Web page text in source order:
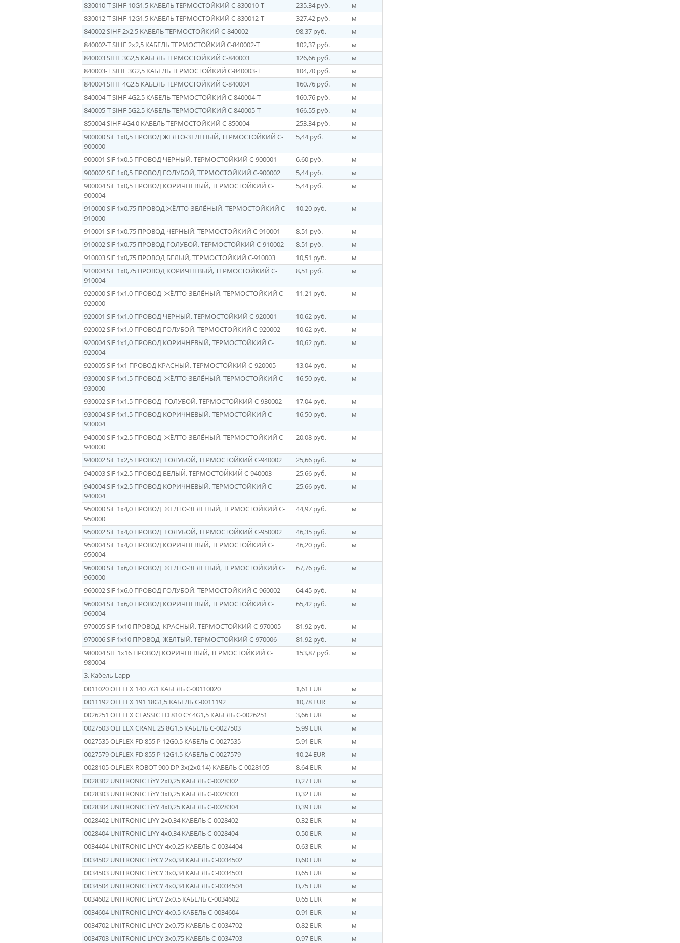
830010-Т SIHF 10G1,5 КАБЕЛЬ ТЕРМОСТОЙКИЙ С-830010-Т
235,34 руб.
м
830012-Т SIHF 12G1,5 КАБЕЛЬ ТЕРМОСТОЙКИЙ C-830012-Т
327,42 руб.
м
840002 SIHF 2x2,5 КАБЕЛЬ ТЕРМОСТОЙКИЙ C-840002
98,37 руб.
м
840002-Т SIHF 2x2,5 КАБЕЛЬ ТЕРМОСТОЙКИЙ C-840002-Т
102,37 руб.
м
840003 SIHF 3G2,5 КАБЕЛЬ ТЕРМОСТОЙКИЙ C-840003
126,66 руб.
м
840003-T SIHF 3G2,5 КАБЕЛЬ ТЕРМОСТОЙКИЙ C-840003-T
104,70 руб.
м
840004 SIHF 4G2,5 КАБЕЛЬ ТЕРМОСТОЙКИЙ C-840004
160,76 руб.
м
840004-Т SIHF 4G2,5 КАБЕЛЬ ТЕРМОСТОЙКИЙ C-840004-Т
160,76 руб.
м
840005-Т SIHF 5G2,5 КАБЕЛЬ ТЕРМОСТОЙКИЙ С-840005-Т
166,55 руб.
м
850004 SIHF 4G4,0 КАБЕЛЬ ТЕРМОСТОЙКИЙ C-850004
253,34 руб.
м
900000 SiF 1x0,5 ПРОВОД ЖЕЛТО-ЗЕЛЕНЫЙ, ТЕРМОСТОЙКИЙ C-
900000
5,44 руб. м
900001 SiF 1x0,5 ПРОВОД ЧЕРНЫЙ, ТЕРМОСТОЙКИЙ C-900001 6,60 руб.
м
900002 SiF 1x0,5 ПРОВОД ГОЛУБОЙ, ТЕРМОСТОЙКИЙ C-900002
5,44 руб.
м
900004 SiF 1x0,5 ПРОВОД КОРИЧНЕВЫЙ, ТЕРМОСТОЙКИЙ C-
900004
5,44 руб. м
910000 SiF 1x0,75 ПРОВОД ЖЁЛТО-ЗЕЛЁНЫЙ, ТЕРМОСТОЙКИЙ C-
910000
10,20 руб. м
910001 SiF 1x0,75 ПРОВОД ЧЕРНЫЙ, ТЕРМОСТОЙКИЙ C-910001 8,51 руб.
м
910002 SiF 1x0,75 ПРОВОД ГОЛУБОЙ, ТЕРМОСТОЙКИЙ C-910002
8,51 руб.
м
910003 SiF 1x0,75 ПРОВОД БЕЛЫЙ, ТЕРМОСТОЙКИЙ C-910003
10,51 руб.
м
910004 SiF 1x0,75 ПРОВОД КОРИЧНЕВЫЙ, ТЕРМОСТОЙКИЙ C-
910004
8,51 руб. м
920000 SiF 1x1,0 ПРОВОД ЖЁЛТО-ЗЕЛЁНЫЙ, ТЕРМОСТОЙКИЙ C-
920000
11,21 руб. м
920001 SiF 1x1,0 ПРОВОД ЧЕРНЫЙ, ТЕРМОСТОЙКИЙ C-920001 10,62 руб.
м
920002 SiF 1x1,0 ПРОВОД ГОЛУБОЙ, ТЕРМОСТОЙКИЙ C-920002
10,62 руб.
м
920004 SiF 1x1,0 ПРОВОД КОРИЧНЕВЫЙ, ТЕРМОСТОЙКИЙ C-
920004
10,62 руб. м
920005 SiF 1x1 ПРОВОД КРАСНЫЙ, ТЕРМОСТОЙКИЙ C-920005 13,04 руб.
м
930000 SiF 1x1,5 ПРОВОД ЖЁЛТО-ЗЕЛЁНЫЙ, ТЕРМОСТОЙКИЙ C-
930000
16,50 руб. м
930002 SiF 1x1,5 ПРОВОД ГОЛУБОЙ, ТЕРМОСТОЙКИЙ C-930002 17,04 руб.
м
930004 SiF 1x1,5 ПРОВОД КОРИЧНЕВЫЙ, ТЕРМОСТОЙКИЙ C-
930004
16,50 руб. м
940000 SiF 1x2,5 ПРОВОД ЖЁЛТО-ЗЕЛЁНЫЙ, ТЕРМОCТОЙКИЙ C-
940000
20,08 руб. м
940002 SiF 1x2,5 ПРОВОД ГОЛУБОЙ, ТЕРМОСТОЙКИЙ C-940002 25,66 руб.
м
940003 SiF 1x2,5 ПРОВОД БЕЛЫЙ, ТЕРМОСТОЙКИЙ C-940003
25,66 руб.
м
940004 SiF 1x2,5 ПРОВОД КОРИЧНЕВЫЙ, ТЕРМОСТОЙКИЙ C-
940004
25,66 руб. м
950000 SiF 1x4,0 ПРОВОД ЖЁЛТО-ЗЕЛЁНЫЙ, ТЕРМОСТОЙКИЙ C-
950000
44,97 руб. м
950002 SiF 1x4,0 ПРОВОД ГОЛУБОЙ, ТЕРМОСТОЙКИЙ C-950002 46,35 руб.
м
950004 SiF 1x4,0 ПРОВОД КОРИЧНЕВЫЙ, ТЕРМОСТОЙКИЙ C-
950004
46,20 руб. м
960000 SiF 1x6,0 ПРОВОД ЖЁЛТО-ЗЕЛЁНЫЙ, ТЕРМОСТОЙКИЙ C-
960000
67,76 руб. м
960002 SiF 1x6,0 ПРОВОД ГОЛУБОЙ, ТЕРМОСТОЙКИЙ C-960002 64,45 руб.
м
960004 SiF 1x6,0 ПРОВОД КОРИЧНЕВЫЙ, ТЕРМОСТОЙКИЙ C-
960004
65,42 руб. м
970005 SiF 1x10 ПРОВОД КРАСНЫЙ, ТЕРМОСТОЙКИЙ C-970005 81,92 руб.
м
970006 SiF 1x10 ПРОВОД ЖЕЛТЫЙ, ТЕРМОСТОЙКИЙ C-970006
81,92 руб.
м
980004 SIF 1x16 ПРОВОД КОРИЧНЕВЫЙ, ТЕРМОСТОЙКИЙ C-
980004
153,87 руб. м
3. Кабель Lapp
0011020OLFLEX 140 7G1 КАБЕЛЬ C-00110020 1,61 EUR
м
0011192OLFLEX 191 18G1,5 КАБЕЛЬ C-0011192 10,78 EUR
м
0026251 OLFLEX CLASSIC FD 810 CY 4G1,5 КАБЕЛЬ C-0026251 3,66 EUR
м
0027503OLFLEX CRANE 2S 8G1,5 КАБЕЛЬ С-0027503 5,99 EUR
м
0027535OLFLEX FD 855 P 12G0,5 КАБЕЛЬ C-0027535 5,91 EUR
м
0027579OLFLEX FD 855 P 12G1,5 КАБЕЛЬ C-0027579 10,24 EUR
м
0028105OLFLEX ROBOT 900 DP 3х(2х0,14) КАБЕЛЬ C-0028105 8,64 EUR
м
0028302 UNITRONIC LiYY 2x0,25 КАБЕЛЬ C-0028302 0,27 EUR
м
0028303 UNITRONIC LiYY 3x0,25 КАБЕЛЬ C-0028303 0,32 EUR
м
0028304UNITRONIC LiYY 4x0,25 КАБЕЛЬ C-0028304 0,39 EUR
м
0028402 UNITRONIC LiYY 2x0,34 КАБЕЛЬ C-0028402 0,32 EUR
м
0028404UNITRONIC LiYY 4x0,34 КАБЕЛЬ C-0028404 0,50 EUR
м
0034404UNITRONIC LiYCY 4х0,25 КАБЕЛЬ C-0034404 0,63 EUR
м
0034502 UNITRONIC LiYCY 2х0,34 КАБЕЛЬ C-0034502 0,60 EUR
м
0034503 UNITRONIC LiYCY 3x0,34 КАБЕЛЬ C-0034503 0,65 EUR
м
0034504UNITRONIC LiYCY 4x0,34 КАБЕЛЬ C-0034504 0,75 EUR
м
0034602 UNITRONIC LiYCY 2х0,5 КАБЕЛЬ C-0034602 0,65 EUR
м
0034604UNITRONIC LiYCY 4x0,5 КАБЕЛЬ C-0034604 0,91 EUR
м
0034702 UNITRONIC LiYCY 2x0,75 КАБЕЛЬ C-0034702 0,82 EUR
м
0034703 UNITRONIC LiYCY 3x0,75 КАБЕЛЬ C-0034703 0,97 EUR м